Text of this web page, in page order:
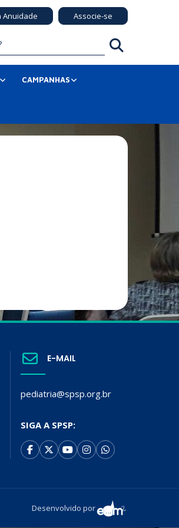
Anuidade Associe-se
CAMPANHAS
E-MAIL
pediatria@spsp.org.br
SIGA A SPSP:
Desenvolvido por